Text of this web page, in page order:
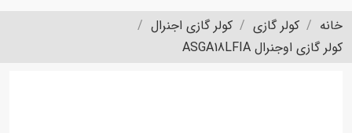
خانه
کولر گازی
کولر گازی اجنرال
کولر گازی اوجنرال ASGA18LFIA